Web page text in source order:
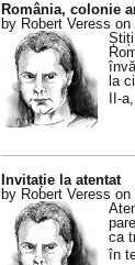
România, colonie
by Robert Veress
la
II-
Invitație la atentat
by Robert Veress
ca
în